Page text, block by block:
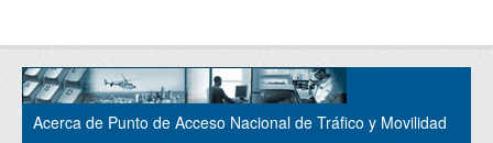
Acerca de Punto de Acceso Nacional de Tráfico y Movilidad